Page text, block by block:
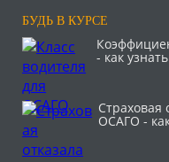
БУДЬ В КУРСЕ
- как
Страховая
ОСАГО -